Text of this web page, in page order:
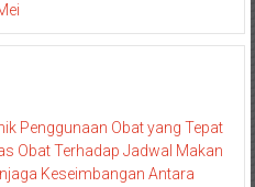
Penggunaan Obat yang Tepat
Obat Terhadap Jadwal Makan
Keseimbangan Antara